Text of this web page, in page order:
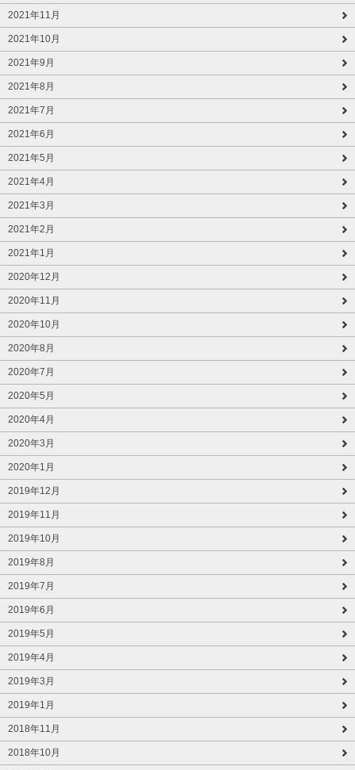
2021年11月
2021年10月
2021年9月
2021年8月
2021年7月
2021年6月
2021年5月
2021年4月
2021年3月
2021年2月
2021年1月
2020年12月
2020年11月
2020年10月
2020年8月
2020年7月
2020年5月
2020年4月
2020年3月
2020年1月
2019年12月
2019年11月
2019年10月
2019年8月
2019年7月
2019年6月
2019年5月
2019年4月
2019年3月
2019年1月
2018年11月
2018年10月